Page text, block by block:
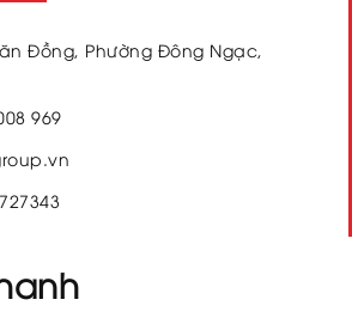
Đồng, Phường Đông Ngạc,
969